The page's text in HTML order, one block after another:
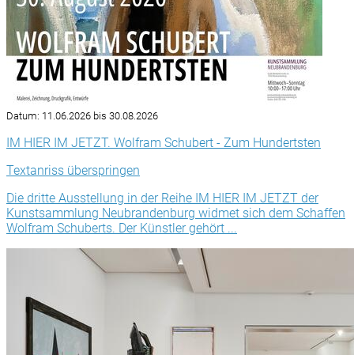
Datum: 11.06.2026 bis 30.08.2026
IM HIER IM JETZT. Wolfram Schubert - Zum Hundertsten
Textanriss überspringen
Die dritte Ausstellung in der Reihe IM HIER IM JETZT der
Kunstsammlung Neubrandenburg widmet sich dem Schaffen
Wolfram Schuberts. Der Künstler gehört ...